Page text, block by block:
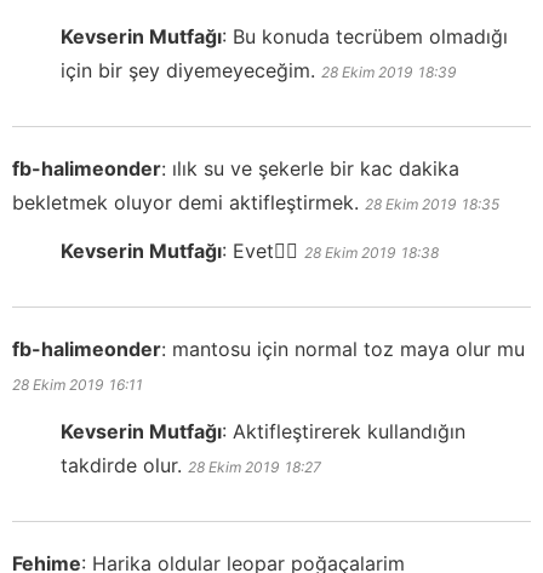
Kevserin Mutfağı: Bu konuda tecrübem olmadığı
için bir şey diyemeyeceğim. 28 Ekim 2019 18:39
fb-halimeonder: ılık su ve şekerle bir kac dakika
bekletmek oluyor demi aktifleştirmek. 28 Ekim 2019 18:35
Kevserin Mutfağı: Evet👍🏻 28 Ekim 2019 18:38
fb-halimeonder: mantosu için normal toz maya olur mu
28 Ekim 2019 16:11
Kevserin Mutfağı: Aktifleştirerek kullandığın
takdirde olur. 28 Ekim 2019 18:27
Fehime: Harika oldular leopar poğaçalarim